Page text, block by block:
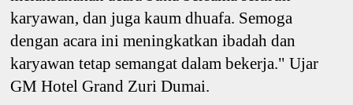
karyawan, dan juga kaum dhuafa. Semoga
dengan acara ini meningkatkan ibadah dan
karyawan tetap semangat dalam bekerja." Ujar
GM Hotel Grand Zuri Dumai.